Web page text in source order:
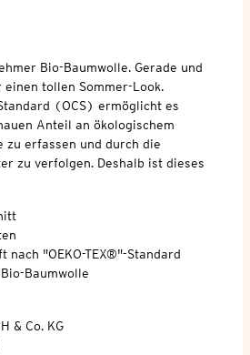
Bio-Baumwolle. Gerade und
tollen Sommer-Look.
(OCS) ermöglicht es
Anteil an ökologischem
zu erfassen und durch die
zu verfolgen. Deshalb ist dieses
nach "OEKO-TEX®"-Standard
Baumwolle
& Co. KG